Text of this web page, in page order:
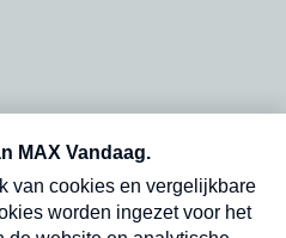
en dinsdagochtend in